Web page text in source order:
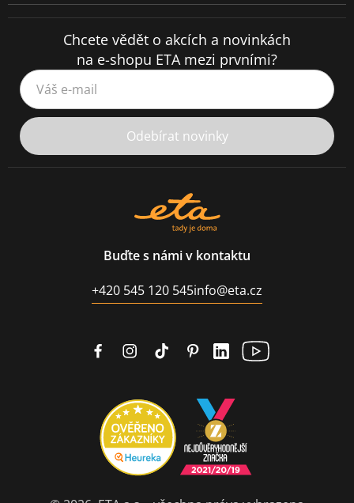
Chcete vědět o akcích a novinkách
na e-shopu ETA mezi prvními?
Váš e-mail
Odebírat novinky
Buďte s námi v kontaktu
+420 545 120 545info@eta.cz